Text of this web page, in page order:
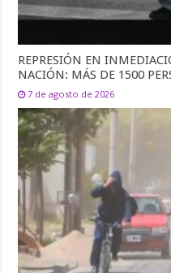
REPRESIÓN EN
NACIÓN: MÁS DE 1500
7 de agosto de 2026